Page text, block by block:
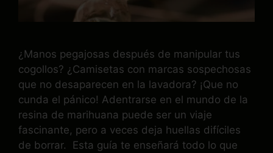
¿Manos pegajosas después de manipular tus
cogollos? ¿Camisetas con marcas sospechosas
que no desaparecen en la lavadora? ¡Que no
cunda el pánico! Adentrarse en el mundo de la
resina de marihuana puede ser un viaje
fascinante, pero a veces deja huellas difíciles
de borrar. Esta guía te enseñará todo lo que